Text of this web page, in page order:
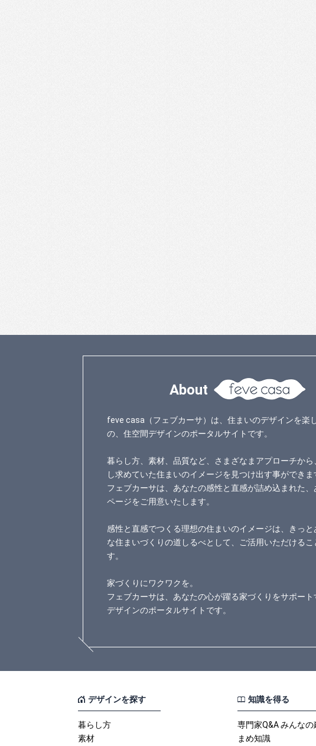
About
feve casa（フェブカーサ）は、住まいのデザインを楽
の、住空間デザインのポータルサイトです。
暮らし方、素材、品質など、さまざなまアプローチから
し求めていた住まいのイメージを見つけ出す事ができま
フェブカーサは、あなたの感性と直感が詰め込まれた
ページをご用意いたします。
感性と直感でつくる理想の住まいのイメージは、きっと
な住まいづくりの道しるべとして、ご活用いただけるこ
す。
家づくりにワクワクを。
フェブカーサは、あなたの心が躍る家づくりをサポート
デザインのポータルサイトです。
デザインを探す
暮らし方
素材
知識を得る
専門家Q&A みんなの
まめ知識